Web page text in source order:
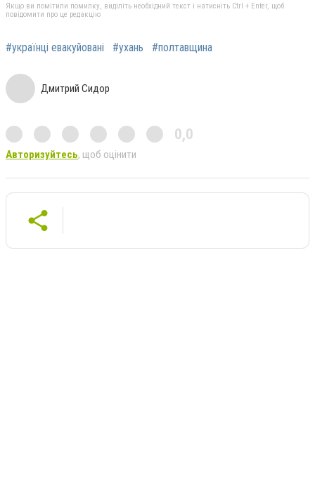
Якщо ви помітили помилку, виділіть необхідний текст і натисніть Ctrl + Enter, щоб
повідомити про це редакцію
#українці евакуйовані #ухань #полтавщина
Дмитрий Сидор
0,0
Авторизуйтесь, щоб оцінити